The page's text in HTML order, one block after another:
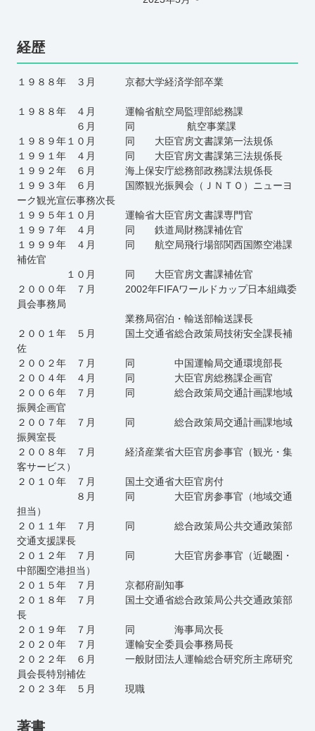
経歴
１９８８年 ３月 京都大学経済学部卒業
１９８８年 ４月 運輸省航空局監理部総務課
６月 同 航空事業課
１９８９年１０月 同 大臣官房文書課第一法規係
１９９１年 ４月 同 大臣官房文書課第三法規係長
１９９２年 ６月 海上保安庁総務部政務課法規係長
１９９３年 ６月 国際観光振興会（ＪＮＴＯ）ニューヨ
ーク観光宣伝事務次長
１９９５年１０月 運輸省大臣官房文書課専門官
１９９７年 ４月 同 鉄道局財務課補佐官
１９９９年 ４月 同 航空局飛行場部関西国際空港課
補佐官
１０月 同 大臣官房文書課補佐官
２０００年 ７月 2002年FIFAワールドカップ日本組織委
員会事務局
業務局宿泊・輸送部輸送課長
２００１年 ５月 国土交通省総合政策局技術安全課長補
佐
２００２年 ７月 同 中国運輸局交通環境部長
２００４年 ４月 同 大臣官房総務課企画官
２００６年 ７月 同 総合政策局交通計画課地域
振興企画官
２００７年 ７月 同 総合政策局交通計画課地域
振興室長
２００８年 ７月 経済産業省大臣官房参事官（観光・集
客サービス）
２０１０年 ７月 国土交通省大臣官房付
８月 同 大臣官房参事官（地域交通
担当）
２０１１年 ７月 同 総合政策局公共交通政策部
交通支援課長
２０１２年 ７月 同 大臣官房参事官（近畿圏・
中部圏空港担当）
２０１５年 ７月 京都府副知事
２０１８年 ７月 国土交通省総合政策局公共交通政策部
長
２０１９年 ７月 同 海事局次長
２０２０年 ７月 運輸安全委員会事務局長
２０２２年 ６月 一般財団法人運輸総合研究所主席研究
員会長特別補佐
２０２３年 ５月 現職
著書